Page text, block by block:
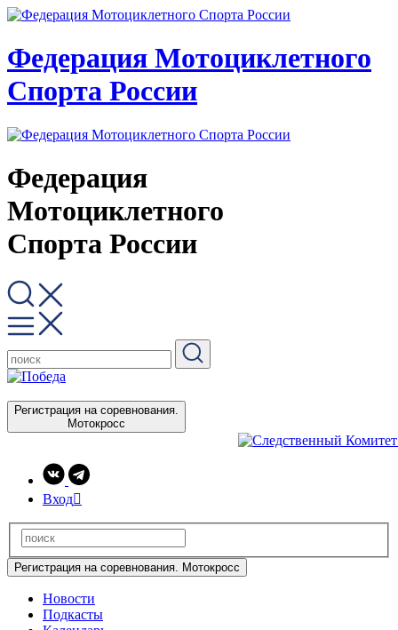
Федерация Мотоциклетного
Спорта России
Федерация
Мотоциклетного
Спорта России
Регистрация на соревнования.
Мотокросс
Вход
Регистрация на соревнования. Мотокросс
Новости
Подкасты